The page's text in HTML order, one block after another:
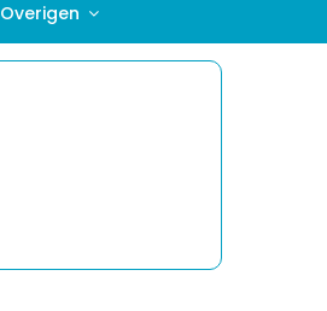
Overigen